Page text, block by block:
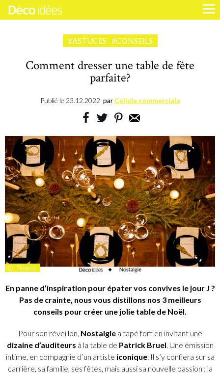
#ASTUCES #CONSEILS
Comment dresser une table de fête
parfaite?
Publié le 23.12.2022 par Cellule commerciale
© Pexels
En panne d’inspiration pour épater vos convives le jour J ?
Pas de crainte, nous vous distillons nos 3 meilleurs
conseils pour créer une jolie table de Noël.
Pour son réveillon, Nostalgiea tapé fort en invitant une
dizaine d’auditeurs à la table de Patrick Bruel. Une émission
intime, en compagnie d’un artiste iconique. Il s’y confiera sur sa
carrière, sa famille, ses fêtes, mais aussi sa nouvelle passion : la